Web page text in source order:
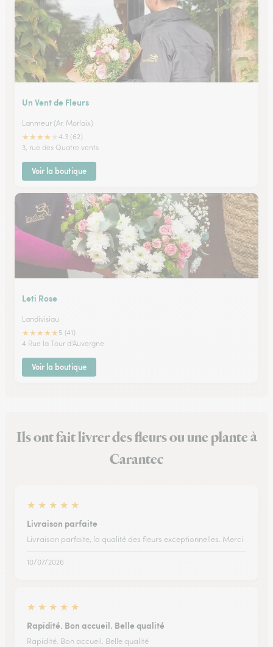
Un Vent de Fleurs
Lanmeur (Ar. Morlaix)
★★★★
4.3 (62)
3, rue des Quatre vents
Voir la boutique
Leti Rose
Landivisiau
★★★★★ 5 (41)
4 Rue la Tour d'Auvergne
Voir la boutique
Ils ont fait livrer des fleurs ou une plante à
Carantec
★ ★ ★ ★ ★
Livraison parfaite
Livraison parfaite, la qualité des fleurs exceptionnelles. Merci
10/07/2026
★ ★ ★ ★ ★
Rapidité. Bon accueil. Belle qualité
Rapidité. Bon accueil. Belle qualité